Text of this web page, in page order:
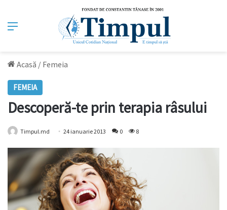
Meniu
Acasă / Femeia
FEMEIA
Descoperă-te prin terapia râsului
Timpul.md 24 ianuarie 2013 0 8